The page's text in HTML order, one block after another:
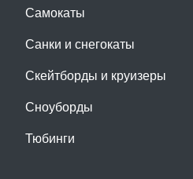
Самокаты
Санки и снегокаты
Скейтборды и круизеры
Сноуборды
Тюбинги